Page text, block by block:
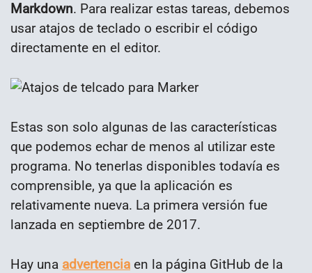
Markdown. Para realizar estas tareas, debemos
usar atajos de teclado o escribir el código
directamente en el editor.
Estas son solo algunas de las características
que podemos echar de menos al utilizar este
programa. No tenerlas disponibles todavía es
comprensible, ya que la aplicación es
relativamente nueva. La primera versión fue
lanzada en septiembre de 2017.
Hay una advertencia en la página GitHub de la